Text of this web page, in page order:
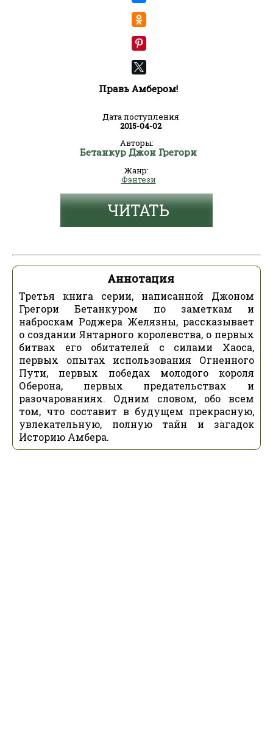
Правь Амбером!
Дата поступления
2015-04-02
Авторы:
Бетанкур Джон Грегори
Жанр:
Фэнтези
ЧИТАТЬ
Аннотация
Третья книга серии, написанной Джоном
Грегори Бетанкуром по заметкам и
наброскам Роджера Желязны, рассказывает
о создании Янтарного королевства, о первых
битвах его обитателей с силами Хаоса,
первых опытах использования Огненного
Пути, первых победах молодого короля
Оберона, первых предательствах и
разочарованиях. Одним словом, обо всем
том, что составит в будущем прекрасную,
увлекательную, полную тайн и загадок
Историю Амбера.